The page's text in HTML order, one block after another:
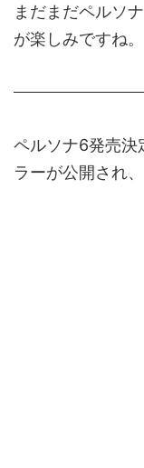
まだまだペルソ
が楽しみですね。
ペルソナ6発売決
ラーが公開され